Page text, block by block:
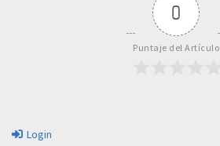
0
Puntaje del Artículo
Login